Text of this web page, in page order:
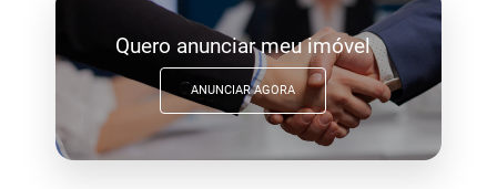
Quero anunciar meu imóvel
ANUNCIAR AGORA